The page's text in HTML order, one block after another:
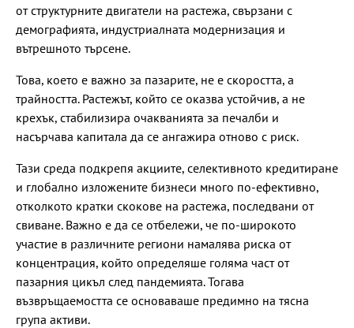
от структурните двигатели на растежа, свързани с
демографията, индустриалната модернизация и
вътрешното търсене.
Това, което е важно за пазарите, не е скоростта, а
трайността. Растежът, който се оказва устойчив, а не
крехък, стабилизира очакванията за печалби и
насърчава капитала да се ангажира отново с риск.
Тази среда подкрепя акциите, селективното кредитиране
и глобално изложените бизнеси много по-ефективно,
отколкото кратки скокове на растежа, последвани от
свиване. Важно е да се отбележи, че по-широкото
участие в различните региони намалява риска от
концентрация, който определяше голяма част от
пазарния цикъл след пандемията. Тогава
възвръщаемостта се основаваше предимно на тясна
група активи.